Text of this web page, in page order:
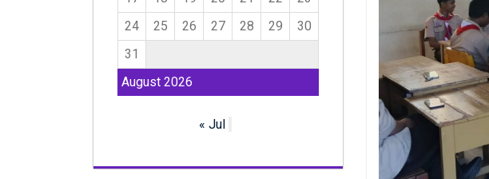
August 2026
24
25 26 27 28 29
30
31
« Jul